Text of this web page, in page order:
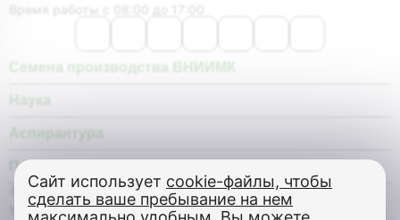
Время работы с 08:00 до 17:00
© Федеральное государственное бюджетное научное
учреждение «Федеральный научный центр «Всероссийский
Семена производства ВНИИМК
Наука
Аспирантура
Покупателю
Сайт использует cookie-файлы, чтобы
сделать ваше пребывание на нем